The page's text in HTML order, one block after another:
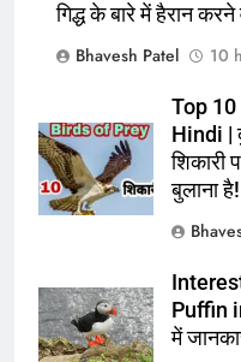
गिद्ध के बारे में हैरान
Bhavesh Patel
10
Top
Hindi |
शिकारी
बुलाना है!
Puffin
में